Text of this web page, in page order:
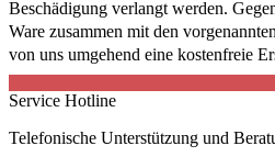
Beschädigung verlangt werden.
Ware zusammen mit den
von uns umgehend eine kostenfreie
Service Hotline
Telefonische Unterstützung und